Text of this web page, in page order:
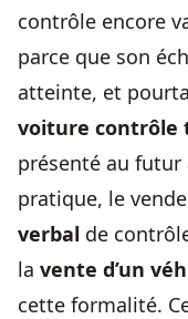
contrôle encore
parce que son
atteinte, et
voiture contrôle
présenté au futur
pratique, le
verbal de
la vente d’un
cette formalité.